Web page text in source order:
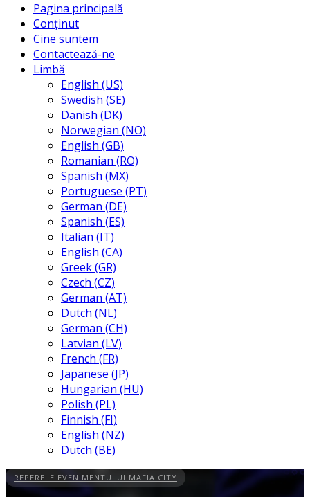
Pagina principală
Conținut
Cine suntem
Contactează-ne
Limbă
English (US)
Swedish (SE)
Danish (DK)
Norwegian (NO)
English (GB)
Romanian (RO)
Spanish (MX)
Portuguese (PT)
German (DE)
Spanish (ES)
Italian (IT)
English (CA)
Greek (GR)
Czech (CZ)
German (AT)
Dutch (NL)
German (CH)
Latvian (LV)
French (FR)
Japanese (JP)
Hungarian (HU)
Polish (PL)
Finnish (FI)
English (NZ)
Dutch (BE)
REPERELE EVENIMENTULUI MAFIA CITY